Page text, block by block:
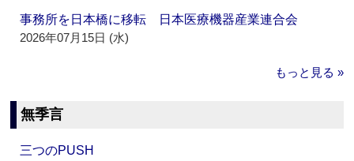
事務所を日本橋に移転 日本医療機器産業連合会
2026年07月15日 (水)
もっと見る »
無季言
三つのPUSH